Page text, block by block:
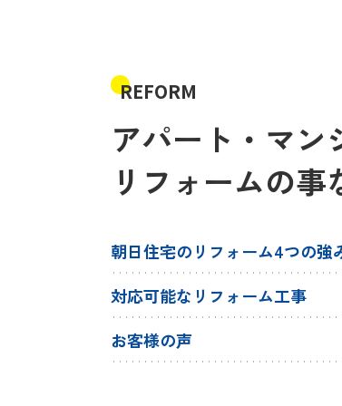
REFORM
アパート・マン
リフォームの事
朝日住宅のリフォーム4つの強
対応可能なリフォーム工事
お客様の声